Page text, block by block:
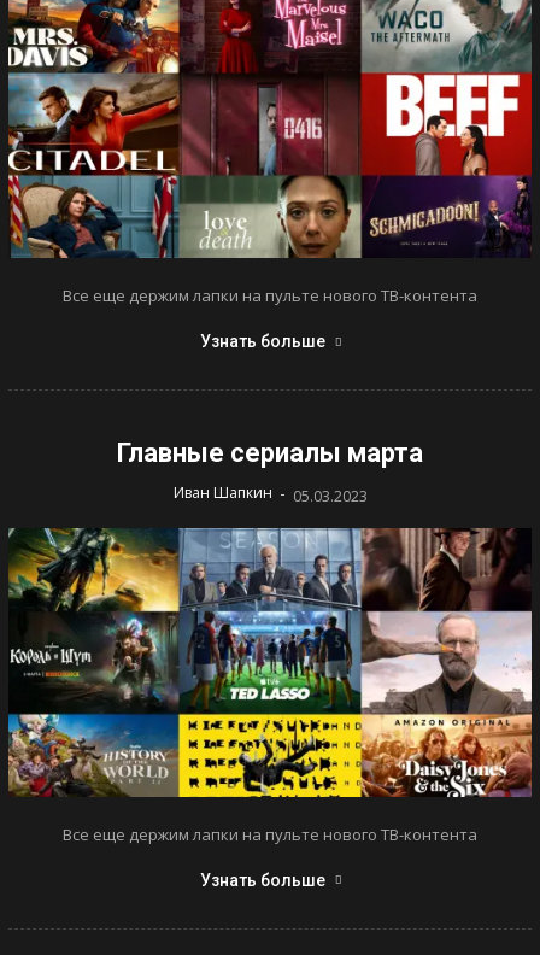
Все еще держим лапки на пульте нового ТВ-контента
Узнать больше
Главные сериалы марта
Иван Шапкин - 05.03.2023
Все еще держим лапки на пульте нового ТВ-контента
Узнать больше